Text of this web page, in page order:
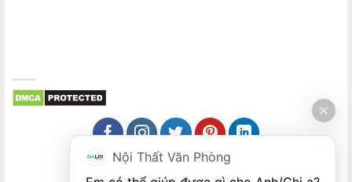
Nội Thất Văn Phòng